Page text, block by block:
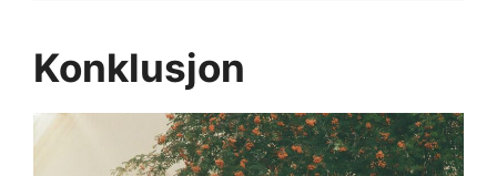
Konklusjon